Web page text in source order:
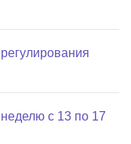
с 13 по 17